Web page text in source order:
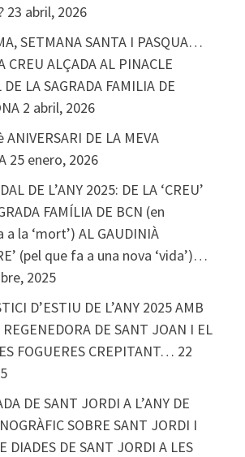
23 abril, 2026
SETMANA SANTA I PASQUA…
CREU ALÇADA AL PINACLE
LA SAGRADA FAMILIA DE
2 abril, 2026
ANIVERSARI DE LA MEVA
25 enero, 2026
DE L’ANY 2025: DE LA ‘CREU’
FAMÍLIA DE BCN (en
la ‘mort’) AL GAUDINIÀ
(pel que fa a una nova ‘vida’)…
2025
D’ESTIU DE L’ANY 2025 AMB
REGENEDORA DE SANT JOAN I EL
FOGUERES CREPITANT… 22
DE SANT JORDI A L’ANY DE
SOBRE SANT JORDI I
DIADES DE SANT JORDI A LES